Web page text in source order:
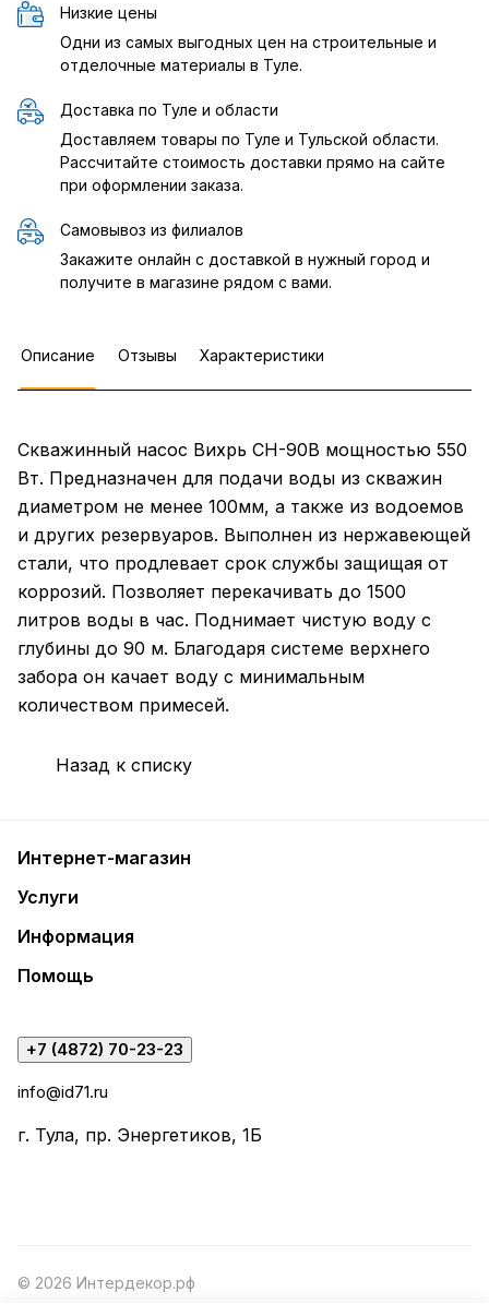
Низкие цены
Одни из самых выгодных цен на строительные и
отделочные материалы в Туле.
Доставка по Туле и области
Доставляем товары по Туле и Тульской области.
Рассчитайте стоимость доставки прямо на сайте
при оформлении заказа.
Самовывоз из филиалов
Закажите онлайн с доставкой в нужный город и
получите в магазине рядом с вами.
Описание Отзывы Характеристики
Скважинный насос Вихрь СН-90B мощностью 550
Вт. Предназначен для подачи воды из скважин
диаметром не менее 100мм, а также из водоемов
и других резервуаров. Выполнен из нержавеющей
стали, что продлевает срок службы защищая от
коррозий. Позволяет перекачивать до 1500
литров воды в час. Поднимает чистую воду с
глубины до 90 м. Благодаря системе верхнего
забора он качает воду с минимальным
количеством примесей.
Назад к списку
Интернет-магазин
Услуги
Информация
Помощь
+7 (4872) 70-23-23
info@id71.ru
г. Тула, пр. Энергетиков, 1Б
© 2026 Интердекор.рф